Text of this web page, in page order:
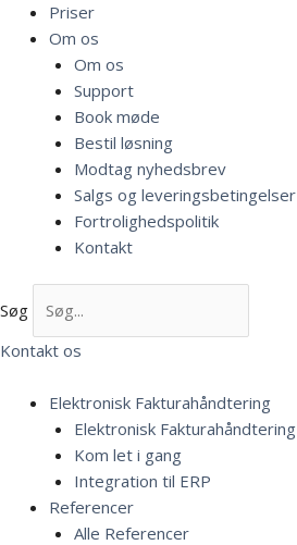
Priser
Om os
Om os
Support
Book møde
Bestil løsning
Modtag nyhedsbrev
Salgs og leveringsbetingelser
Fortrolighedspolitik
Kontakt
Søg
Kontakt os
Elektronisk Fakturahåndtering
Elektronisk Fakturahåndtering
Kom let i gang
Integration til ERP
Referencer
Alle Referencer